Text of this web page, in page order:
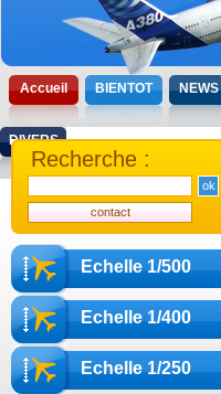
Accueil BIENTOT NEWS
DIVERS
Echelle 1/500
Echelle 1/400
Echelle 1/250
Recherche :